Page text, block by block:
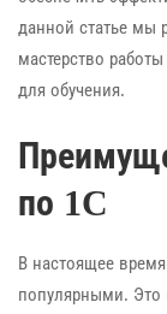
данной статье мы
мастерство
для обучения.
по 1C
В настоящее
популярными. Это